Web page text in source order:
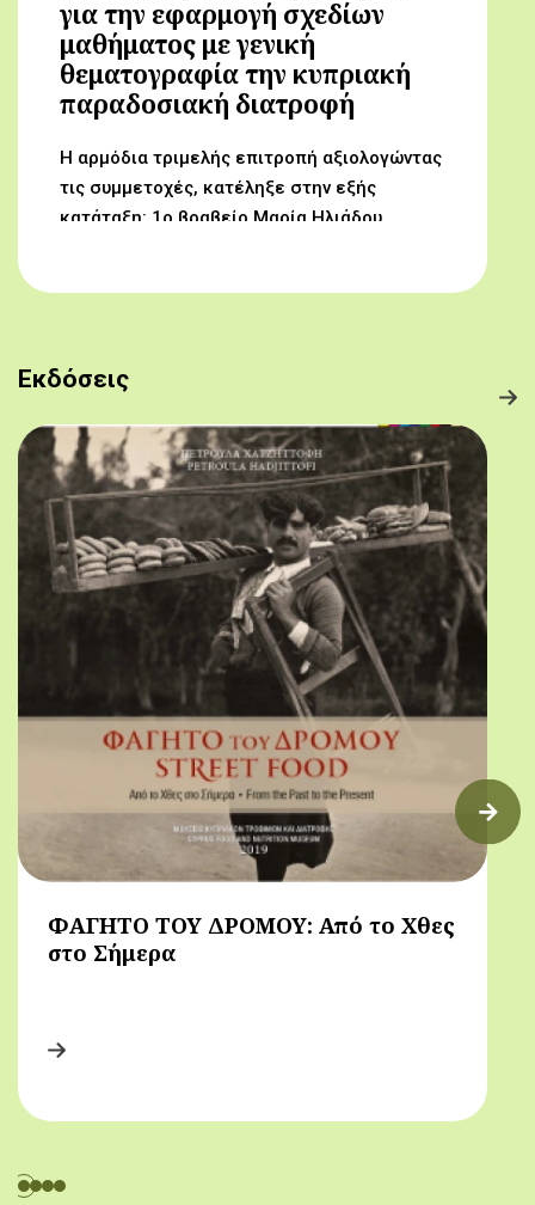
για την εφαρμογή σχεδίων
μαθήματος με γενική
θεματογραφία την κυπριακή
παραδοσιακή διατροφή
Η αρμόδια τριμελής επιτροπή αξιολογώντας
τις συμμετοχές, κατέληξε στην εξής
κατάταξη: 1ο βραβείο Μαρία Ηλιάδου,
Μαργαρίτα Αντωνίου, Δημοτικό Σχολείο
Βορόκληνης (Το κυπριακό παραδοσιακό
πρόγευμα)
Εκδόσεις
ΦΑΓΗΤΟ ΤΟΥ ΔΡΟΜΟΥ: Από το Χθες
στο Σήμερα